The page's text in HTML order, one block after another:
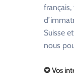
Suisse
nous
✪ Vos